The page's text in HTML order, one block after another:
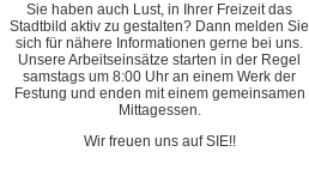
Sie haben auch Lust, in Ihrer Freizeit das
Stadtbild aktiv zu gestalten? Dann melden Sie
sich für nähere Informationen gerne bei uns.
Unsere Arbeitseinsätze starten in der Regel
samstags um 8:00 Uhr an einem Werk der
Festung und enden mit einem gemeinsamen
Mittagessen.
Wir freuen uns auf SIE!!